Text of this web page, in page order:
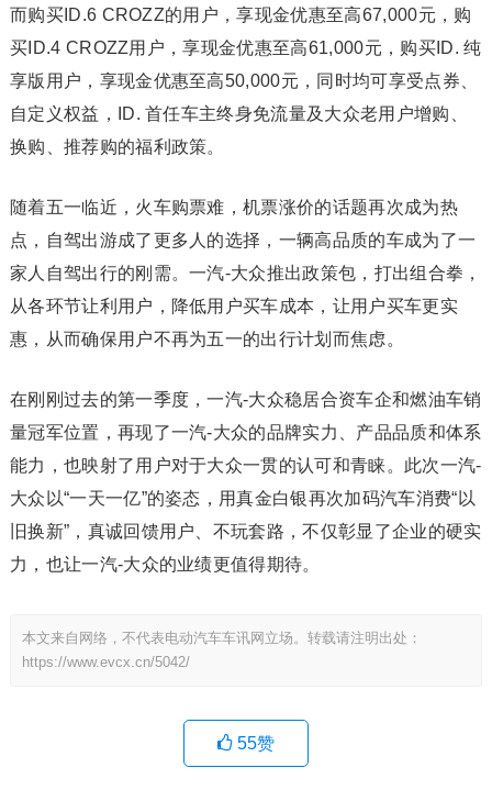
而购买ID.6 CROZZ的用户，享现金优惠至高67,000元，购
买ID.4 CROZZ用户，享现金优惠至高61,000元，购买ID. 纯
享版用户，享现金优惠至高50,000元，同时均可享受点券、
自定义权益，ID. 首任车主终身免流量及大众老用户增购、
换购、推荐购的福利政策。
随着五一临近，火车购票难，机票涨价的话题再次成为热
点，自驾出游成了更多人的选择，一辆高品质的车成为了一
家人自驾出行的刚需。一汽-大众推出政策包，打出组合拳，
从各环节让利用户，降低用户买车成本，让用户买车更实
惠，从而确保用户不再为五一的出行计划而焦虑。
在刚刚过去的第一季度，一汽-大众稳居合资车企和燃油车销
量冠军位置，再现了一汽-大众的品牌实力、产品品质和体系
能力，也映射了用户对于大众一贯的认可和青睐。此次一汽-
大众以“一天一亿”的姿态，用真金白银再次加码汽车消费“以
旧换新”，真诚回馈用户、不玩套路，不仅彰显了企业的硬实
力，也让一汽-大众的业绩更值得期待。
本文来自网络，不代表电动汽车车讯网立场。转载请注明出处：
https://www.evcx.cn/5042/
55赞